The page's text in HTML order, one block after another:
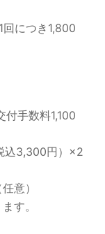
につき1,800
手数料1,100
込3,300円）×2
意）
す。